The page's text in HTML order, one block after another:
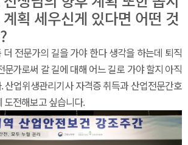
획 세우신게 있다면 어떤 것
전문가의 길을 가야 한다 생각을 하는데 퇴직
문가로써 갈 길에 대해 어느 길로 가야 할지 아직
산업위생관리기사 자격증 취득과 산업전문간호
도전해보고 싶습니다.